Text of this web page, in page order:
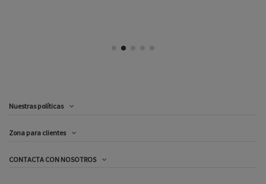
Nuestras políticas
Zona para clientes
CONTACTA CON NOSOTROS